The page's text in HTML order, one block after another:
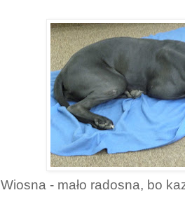
Wiosna - mało radosna, bo